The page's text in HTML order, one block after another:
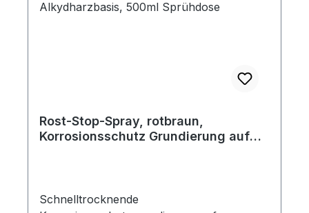
Rost-Stop-Spray, rotbraun,
Korrosionsschutz Grundierung auf
Schnelltrocknende